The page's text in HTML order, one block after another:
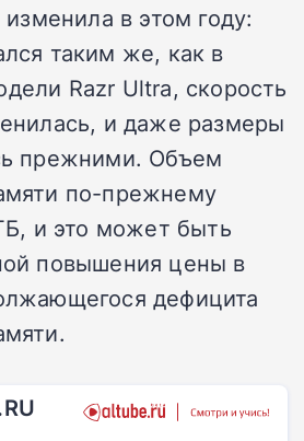
в этом году:
таким же, как в
Razr Ultra, скорость
и даже размеры
прежними. Объем
по-прежнему
и это может быть
повышения цены в
дефицита